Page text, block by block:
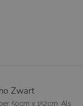
Zwart
50cm x 152cm. Als